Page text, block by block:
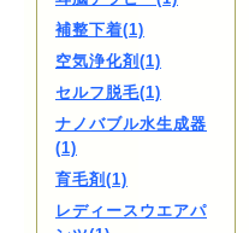
補整下着(1)
空気浄化剤(1)
セルフ脱毛(1)
ナノバブル水生成器
(1)
育毛剤(1)
レディースウエアパ